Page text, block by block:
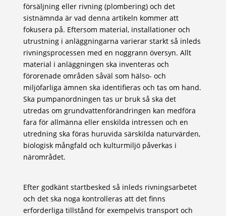
försäljning eller rivning (plombering) och det
sistnämnda är vad denna artikeln kommer att
fokusera på. Eftersom material, installationer och
utrustning i anläggningarna varierar starkt så inleds
rivningsprocessen med en noggrann översyn. Allt
material i anläggningen ska inventeras och
förorenade områden såväl som hälso- och
miljöfarliga ämnen ska identifieras och tas om hand.
Ska pumpanordningen tas ur bruk så ska det
utredas om grundvattenförändringen kan medföra
fara för allmänna eller enskilda intressen och en
utredning ska föras huruvida särskilda naturvärden,
biologisk mångfald och kulturmiljö påverkas i
närområdet.
Efter godkänt startbesked så inleds rivningsarbetet
och det ska noga kontrolleras att det finns
erforderliga tillstånd för exempelvis transport och